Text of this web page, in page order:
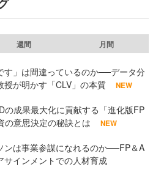
週間 月間
す」は間違っているのか──データ分
が明かす「CLV」の本質
NEW
の成果最大化に貢献する「進化版FP
の意思決定の秘訣とは
NEW
ンは事業参謀になれるのか──FP＆A
サインメントでの人材育成